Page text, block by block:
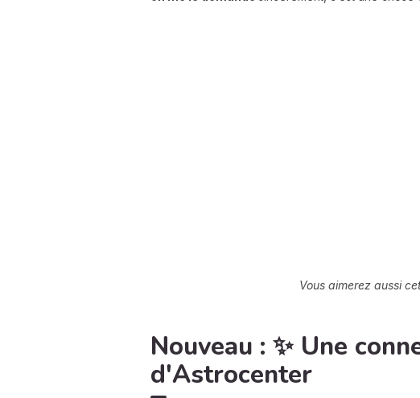
Vous aimerez aussi
Nouveau : ✨ Une
d'Astrocenter